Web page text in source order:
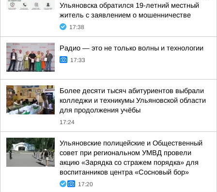
Ульяновска обратился 19-летний местный
житель с заявлением о мошенничестве
17:38
Радио — это не только волны и технологии
17:33
Более десяти тысяч абитуриентов выбрали
колледжи и техникумы Ульяновской области
для продолжения учёбы
17:24
Ульяновские полицейские и Общественный
совет при региональном УМВД провели
акцию «Зарядка со стражем порядка» для
воспитанников центра «Сосновый бор»
17:20